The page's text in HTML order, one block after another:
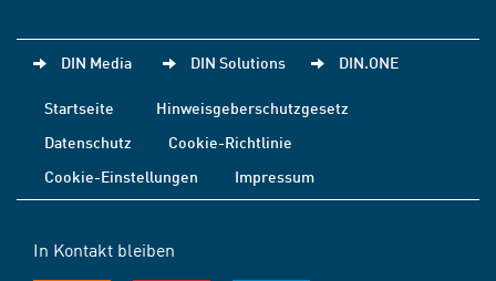
DIN Media DIN Solutions DIN.ONE
Startseite
Hinweisgeberschutzgesetz
Datenschutz
Cookie-Richtlinie
Cookie-Einstellungen
Impressum
In Kontakt bleiben